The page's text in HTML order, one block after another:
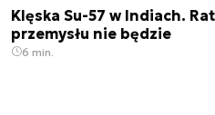
Klęska Su-57 w Indiach.
przemysłu nie będzie
6 min.